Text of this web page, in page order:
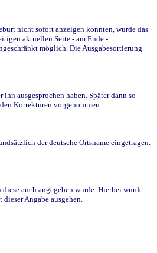
nicht sofort anzeigen konnten, wurde das
aktuellen Seite - am Ende -
möglich. Die Ausgabesortierung
ausgesprochen haben. Später dann so
Korrekturen vorgenommen.
der deutsche Ortsname eingetragen.
auch angegeben wurde. Hierbei wurde
Angabe ausgehen.